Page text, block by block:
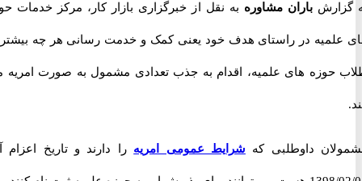
باران مشاورهبه نقل از خبرگزاری بازار کار، مرکز خدمات حوزه
در راستای هدف خود یعنی کمک و خدمت رسانی هر چه بیشتر به
حوزه های علمیه، اقدام به جذب تعدادی مشمول به صورت امریه می
داوطلبی که شرایط عمومی امریهرا دارند و تاریخ اعزام آنها